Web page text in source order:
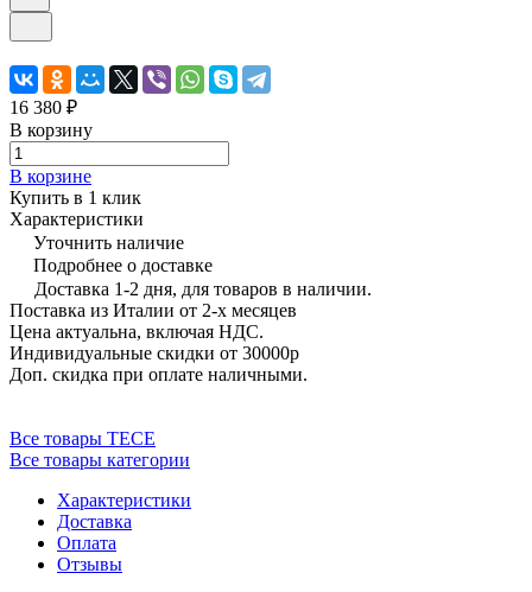
16 380 ₽
В корзину
В корзине
Купить в 1 клик
Характеристики
Уточнить наличие
Подробнее о доставке
Доставка 1-2 дня, для товаров в наличии.
Поставка из Италии от 2-х месяцев
Цена актуальна, включая НДС.
Индивидуальные скидки от 30000р
Доп. скидка при оплате наличными.
Все товары TECE
Все товары категории
Характеристики
Доставка
Оплата
Отзывы